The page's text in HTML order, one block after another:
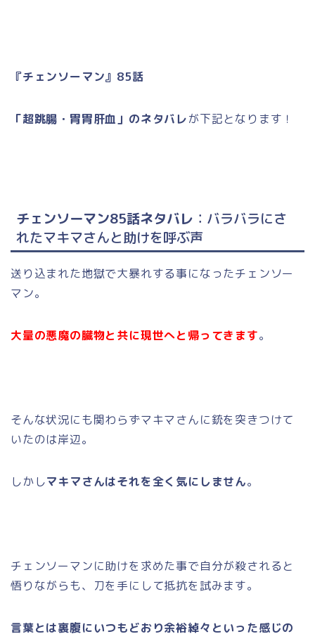
『チェンソーマン』85話
「超跳腸・胃胃肝血」のネタバレが下記となります！
チェンソーマン85話ネタバレ ：バラバラにさ
れたマキマさんと助けを呼ぶ声
送り込まれた地獄で大暴れする事になったチェンソー
マン。
大量の悪魔の臓物と共に現世へと帰ってきます。
そんな状況にも関わらずマキマさんに銃を突きつけて
いたのは岸辺。
しかしマキマさんはそれを全く気にしません。
チェンソーマンに助けを求めた事で自分が殺されると
悟りながらも、刀を手にして抵抗を試みます。
言葉とは裏腹にいつもどおり余裕綽々といった感じの